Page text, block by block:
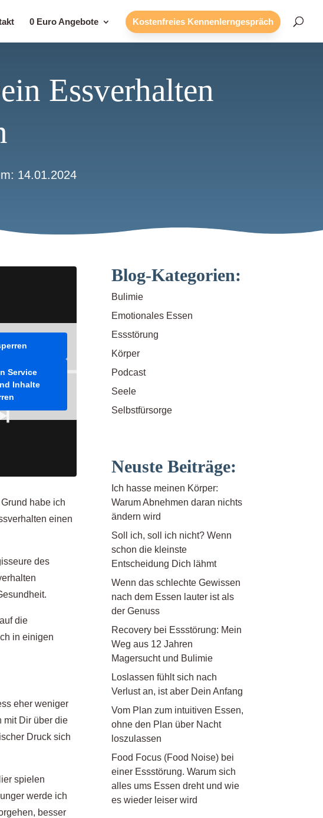
0 Euro Angebote Kostenfreies Kennenlerngespräch
Essverhalten
14.01.2024
Service
Inhalte
habe ich
einen
des
die
in einigen
eher weniger
mit Dir über die
Druck sich
spielen
werde ich
besser
Blog-Kategorien:
Bulimie
Emotionales Essen
Essstörung
Körper
Podcast
Seele
Selbstfürsorge
Neuste Beiträge:
Ich hasse meinen Körper:
Warum Abnehmen daran nichts
ändern wird
Soll ich, soll ich nicht? Wenn
schon die kleinste
Entscheidung Dich lähmt
Wenn das schlechte Gewissen
nach dem Essen lauter ist als
der Genuss
Recovery bei Essstörung: Mein
Weg aus 12 Jahren
Magersucht und Bulimie
Loslassen fühlt sich nach
Verlust an, ist aber Dein Anfang
Vom Plan zum intuitiven Essen,
ohne den Plan über Nacht
loszulassen
Food Focus (Food Noise) bei
einer Essstörung. Warum sich
alles ums Essen dreht und wie
es wieder leiser wird